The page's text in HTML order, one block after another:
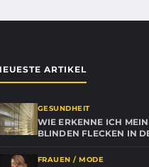
ARTIKEL
GESUNDHEIT
WIE ERKENNE ICH
BLINDEN FLECKEN IN
FRAUEN / MODE